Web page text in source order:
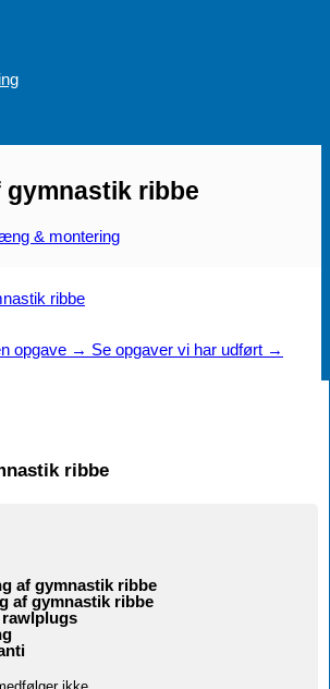
gymnastik ribbe
& montering
opgave → Se opgaver vi har udført →
ribbe
af gymnastik ribbe
af gymnastik ribbe